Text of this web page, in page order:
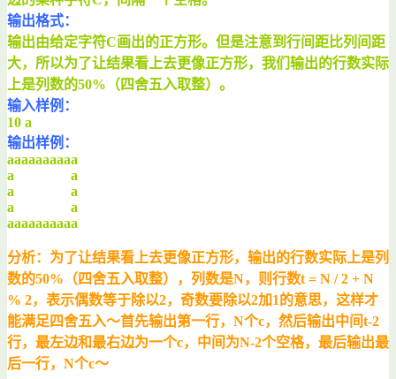
输出格式：
输出由给定字符C画出的正方形。但是注意到行间距比列间距
大，所以为了让结果看上去更像正方形， 我们输出的行数实际
上是列数的50%（四舍五入取整）。
输入样例：
10 a
输出样例：
aaaaaaaaaa
a a
a a
a a
aaaaaaaaaa
分析：为了让结果看上去更像正方形，输出的行数实际上是列
数的50%（四舍五入取整），列数是N，则行数t = N / 2 + N
% 2，表示偶数等于除以2，奇数要除以2加1的意思，这样才
能满足四舍五入～首先输出第一行，N个c，然后输出中间t-2
行，最左边和最右边为一个c，中间为N-2个空格，最后输出最
后一行，N个c～